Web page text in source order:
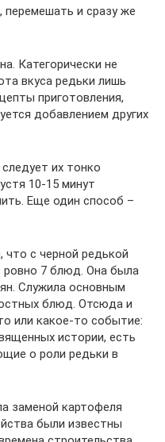
и сразу же
Категорически не
вкуса редьки лишь
приготовления,
добавлением других
их тонко
10-15 минут
Еще один способ –
что с черной редькой
ровно 7 блюд. Она была
Служила основным
блюд. Отсюда и
или какое-то событие:
истории, есть
о роли редьки в
заменой картофеля
были известны